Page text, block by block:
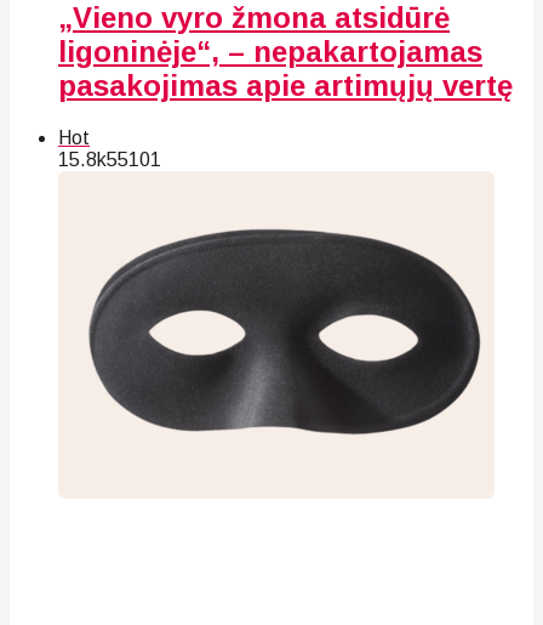
„Vieno vyro žmona atsidūrė
ligoninėje“, – nepakartojamas
pasakojimas apie artimųjų vertę
Hot
15.8k55101